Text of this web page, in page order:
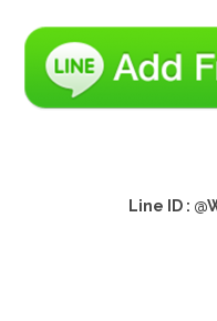
Line ID :